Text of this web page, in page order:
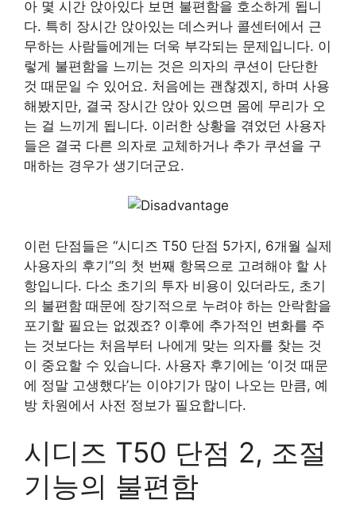
아 몇 시간 앉아있다 보면 불편함을 호소하게 됩니
다. 특히 장시간 앉아있는 데스커나 콜센터에서 근
무하는 사람들에게는 더욱 부각되는 문제입니다. 이
렇게 불편함을 느끼는 것은 의자의 쿠션이 단단한
것 때문일 수 있어요. 처음에는 괜찮겠지, 하며 사용
해봤지만, 결국 장시간 앉아 있으면 몸에 무리가 오
는 걸 느끼게 됩니다. 이러한 상황을 겪었던 사용자
들은 결국 다른 의자로 교체하거나 추가 쿠션을 구
매하는 경우가 생기더군요.
이런 단점들은 “시디즈 T50 단점 5가지, 6개월 실제
사용자의 후기”의 첫 번째 항목으로 고려해야 할 사
항입니다. 다소 초기의 투자 비용이 있더라도, 초기
의 불편함 때문에 장기적으로 누려야 하는 안락함을
포기할 필요는 없겠죠? 이후에 추가적인 변화를 주
는 것보다는 처음부터 나에게 맞는 의자를 찾는 것
이 중요할 수 있습니다. 사용자 후기에는 ‘이것 때문
에 정말 고생했다’는 이야기가 많이 나오는 만큼, 예
방 차원에서 사전 정보가 필요합니다.
시디즈 T50 단점 2, 조절
기능의 불편함